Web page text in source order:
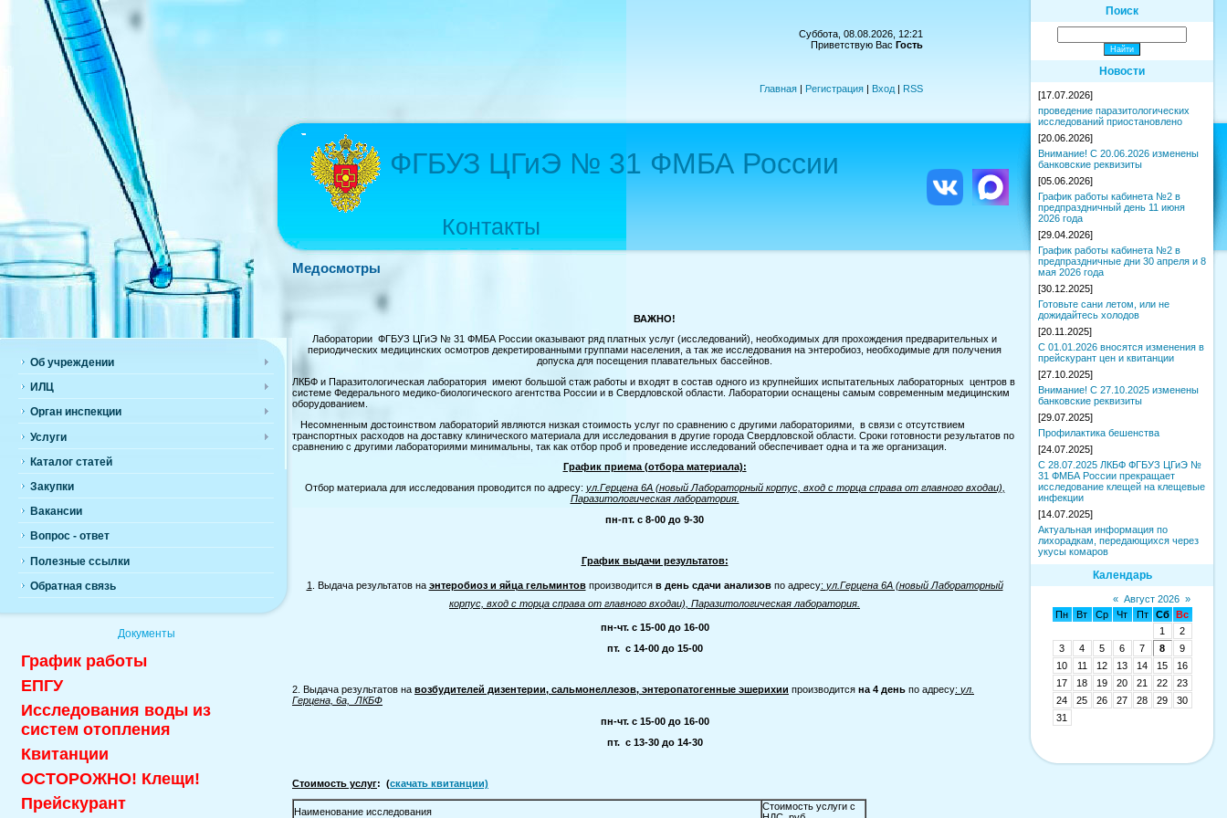
Об учреждении
ИЛЦ
Орган инспекции
Услуги
Каталог статей
Закупки
Вакансии
Вопрос - ответ
Полезные ссылки
Обратная связь
Документы
График работы
ЕПГУ
Исследования воды из
систем отопления
Квитанции
ОСТОРОЖНО! Клещи!
Прейскурант
Суббота, 08.08.2026, 12:21
Приветствую Вас Гость
Главная | Регистрация | Вход | RSS
ФГБУЗ ЦГиЭ № 31 ФМБА России
Контакты
Медосмотры
ВАЖНО!
Лаборатории ФГБУЗ ЦГиЭ № 31 ФМБА России оказывают ряд платных услуг (исследований), необходимых для прохождения предварительных и
периодических медицинских осмотров декретированными группами населения, а так же исследования на энтеробиоз, необходимые для получения
допуска для посещения плавательных бассейнов.
ЛКБФ и Паразитологическая лаборатория имеют большой стаж работы и входят в состав одного из крупнейших испытательных лабораторных центров в
системе Федерального медико-биологического агентства России и в Свердловской области. Лаборатории оснащены самым современным медицинским
оборудованием.
Несомненным достоинством лабораторий являются низкая стоимость услуг по сравнению с другими лабораториями, в связи с отсутствием
транспортных расходов на доставку клинического материала для исследования в другие города Свердловской области. Сроки готовности результатов по
сравнению с другими лабораториями минимальны, так как отбор проб и проведение исследований обеспечивает одна и та же организация.
График приема (отбора материала):
Отбор материала для исследования проводится по адресу: ул.Герцена 6А (новый Лабораторный корпус, вход с торца справа от главного входаи),
Паразитологическая лаборатория.
пн-пт. с 8-00 до 9-30
График выдачи результатов:
1 . Выдача результатов на энтеробиоз и яйца гельминтовпроизводится в день сдачи анализовпо адресу: ул.Герцена 6А (новый Лабораторный
корпус, вход с торца справа от главного входаи), Паразитологическая лаборатория
пн-чт. с 15-00 до 16-00
пт. с 14-00 до 15-00
2. Выдача результатов на возбудителей дизентерии, сальмонеллезов, энтеропатогенные эшерихии производится на 4 день по адресу: ул.
Герцена, 6а, ЛКБФ
пн-чт. с 15-00 до 16-00
пт. с 13-30 до 14-30
Стоимость услуг: (скачать квитанции)
Наименование исследования
Стоимость услуги с
Поиск
Новости
[17.07.2026]
проведение паразитологических
исследований приостановлено
[20.06.2026]
Внимание! С 20.06.2026 изменены
банковские реквизиты
[05.06.2026]
График работы кабинета №2 в
предпраздничный день 11 июня
2026 года
[29.04.2026]
График работы кабинета №2 в
предпраздничные дни 30 апреля и 8
мая 2026 года
[30.12.2025]
Готовьте сани летом, или не
дожидайтесь холодов
[20.11.2025]
С 01.01.2026 вносятся изменения в
прейскурант цен и квитанции
[27.10.2025]
Внимание! С 27.10.2025 изменены
банковские реквизиты
[29.07.2025]
Профилактика бешенства
[24.07.2025]
С 28.07.2025 ЛКБФ ФГБУЗ ЦГиЭ №
31 ФМБА России прекращает
исследование клещей на клещевые
инфекции
[14.07.2025]
Актуальная информация по
лихорадкам, передающихся через
укусы комаров
Календарь
« Август 2026 »
Пн
Вт Ср Чт Пт Сб
Вс
1
2
3
4 5 6 7 8
9
10
11 12 13 14 15
16
17
18 19 20 21 22
23
24
25 26 27 28 29
30
31